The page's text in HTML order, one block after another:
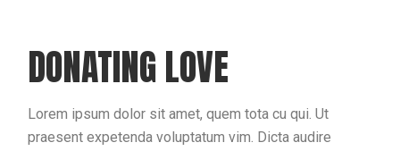
DONATING LOVE
Lorem ipsum dolor sit amet, quem tota cu qui. Ut
praesent expetenda voluptatum vim. Dicta audire